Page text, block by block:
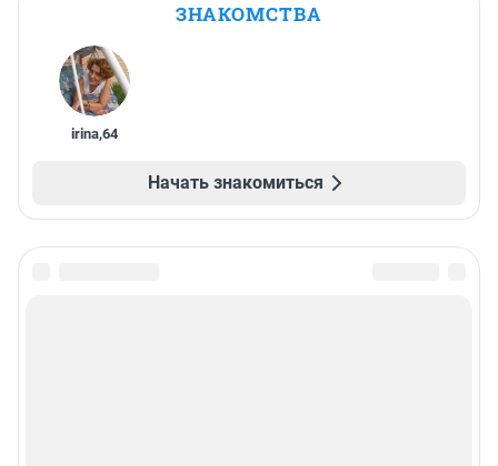
ЗНАКОМСТВА
irina,64
Начать знакомиться